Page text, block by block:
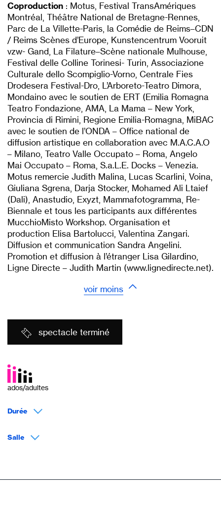
Coproduction : Motus, Festival TransAmériques
Montréal, Théâtre National de Bretagne-Rennes,
Parc de La Villette-Paris, la Comédie de Reims–CDN
/ Reims Scènes d’Europe, Kunstencentrum Vooruit
vzw- Gand, La Filature–Scène nationale Mulhouse,
Festival delle Colline Torinesi- Turin, Associazione
Culturale dello Scompiglio-Vorno, Centrale Fies
Drodesera Festival-Dro, L’Arboreto-Teatro Dimora,
Mondaino avec le soutien de ERT (Emilia Romagna
Teatro Fondazione, AMA, La Mama – New York,
Provincia di Rimini, Regione Emilia-Romagna, MiBAC
avec le soutien de l’ONDA – Office national de
diffusion artistique en collaboration avec M.A.C.A.O
– Milano, Teatro Valle Occupato – Roma, Angelo
Mai Occupato – Roma, S.a.L.E. Docks – Venezia.
Motus remercie Judith Malina, Lucas Scarlini, Voina,
Giuliana Sgrena, Darja Stocker, Mohamed Ali Ltaief
(Dali), Anastudio, Exyzt, Mammafotogramma, Re-
Biennale et tous les participants aux différentes
MucchioMisto Workshop. Organisation et
production Elisa Bartolucci, Valentina Zangari.
Diffusion et communication Sandra Angelini.
Promotion et diffusion à l’étranger Lisa Gilardino,
Ligne Directe – Judith Martin (www.lignedirecte.net).
voir moins
spectacle terminé
ados/adultes
Durée
Salle